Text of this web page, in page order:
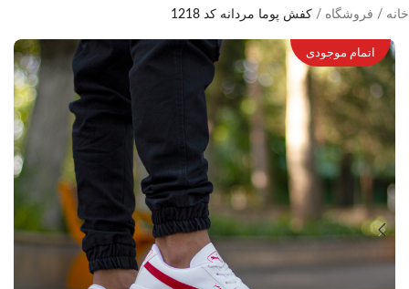
خانه / فروشگاه / کفش پوما مردانه کد 1218
اتمام موجودی